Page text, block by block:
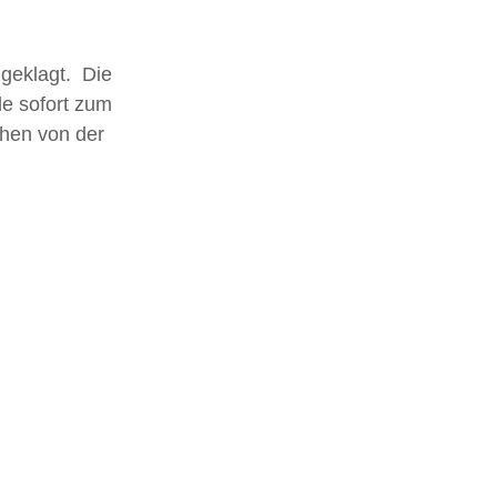
Die
sofort zum
von der